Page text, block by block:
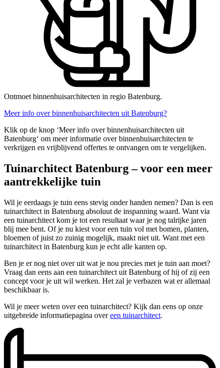
Ontmoet binnenhuisarchitecten in regio Batenburg.
Meer info over binnenhuisarchitecten uit Batenburg?
Klik op de knop ‘Meer info over binnenhuisarchitecten uit
Batenburg‘ om meer informatie over binnenhuisarchitecten te
verkrijgen en vrijblijvend offertes te ontvangen om te vergelijken.
Tuinarchitect Batenburg – voor een meer
aantrekkelijke tuin
Wil je eerdaags je tuin eens stevig onder handen nemen? Dan is een
tuinarchitect in Batenburg absoluut de inspanning waard. Want via
een tuinarchitect kom je tot een resultaat waar je nog talrijke jaren
blij mee bent. Of je nu kiest voor een tuin vol met bomen, planten,
bloemen of juist zo zuinig mogelijk, maakt niet uit. Want met een
tuinarchitect in Batenburg kun je echt alle kanten op.
Ben je er nog niet over uit wat je nou precies met je tuin aan moet?
Vraag dan eens aan een tuinarchitect uit Batenburg of hij of zij een
concept voor je uit wil werken. Het zal je verbazen wat er allemaal
beschikbaar is.
Wil je meer weten over een tuinarchitect? Kijk dan eens op onze
uitgebreide informatiepagina overeen tuinarchitect.